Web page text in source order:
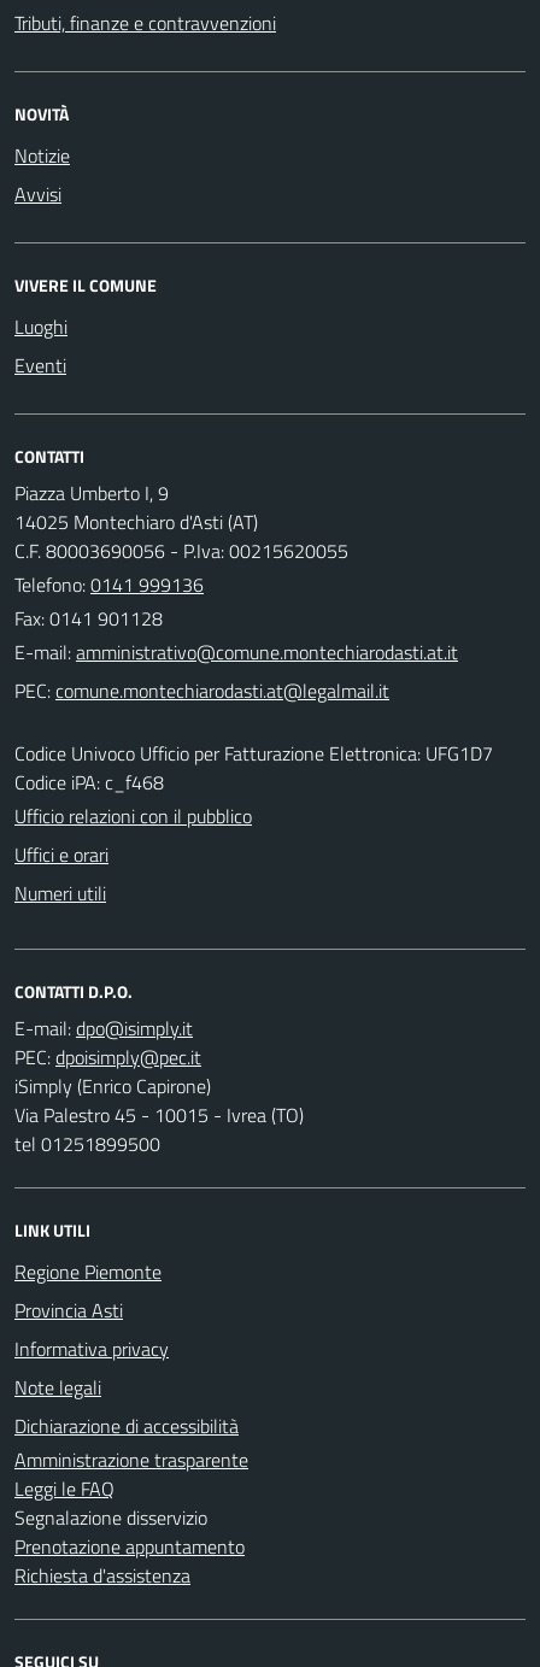
Tributi, finanze e contravvenzioni
NOVITÀ
Notizie
Avvisi
VIVERE IL COMUNE
Luoghi
Eventi
CONTATTI
Piazza Umberto I, 9
14025 Montechiaro d'Asti (AT)
C.F. 80003690056 - P.Iva: 00215620055
Telefono:0141 999136
Fax: 0141 901128
E-mail:
PEC:
Codice Univoco Ufficio per Fatturazione Elettronica: UFG1D7
Codice iPA: c_f468
Ufficio relazioni con il pubblico
Uffici e orari
Numeri utili
CONTATTI D.P.O.
E-mail:
PEC:
iSimply (Enrico Capirone)
Via Palestro 45 - 10015 - Ivrea (TO)
tel 01251899500
LINK UTILI
Regione Piemonte
Provincia Asti
Informativa privacy
Note legali
Dichiarazione di accessibilità
Amministrazione trasparente
Leggi le FAQ
Segnalazione disservizio
Prenotazione appuntamento
Richiesta d'assistenza
SEGUICI SU